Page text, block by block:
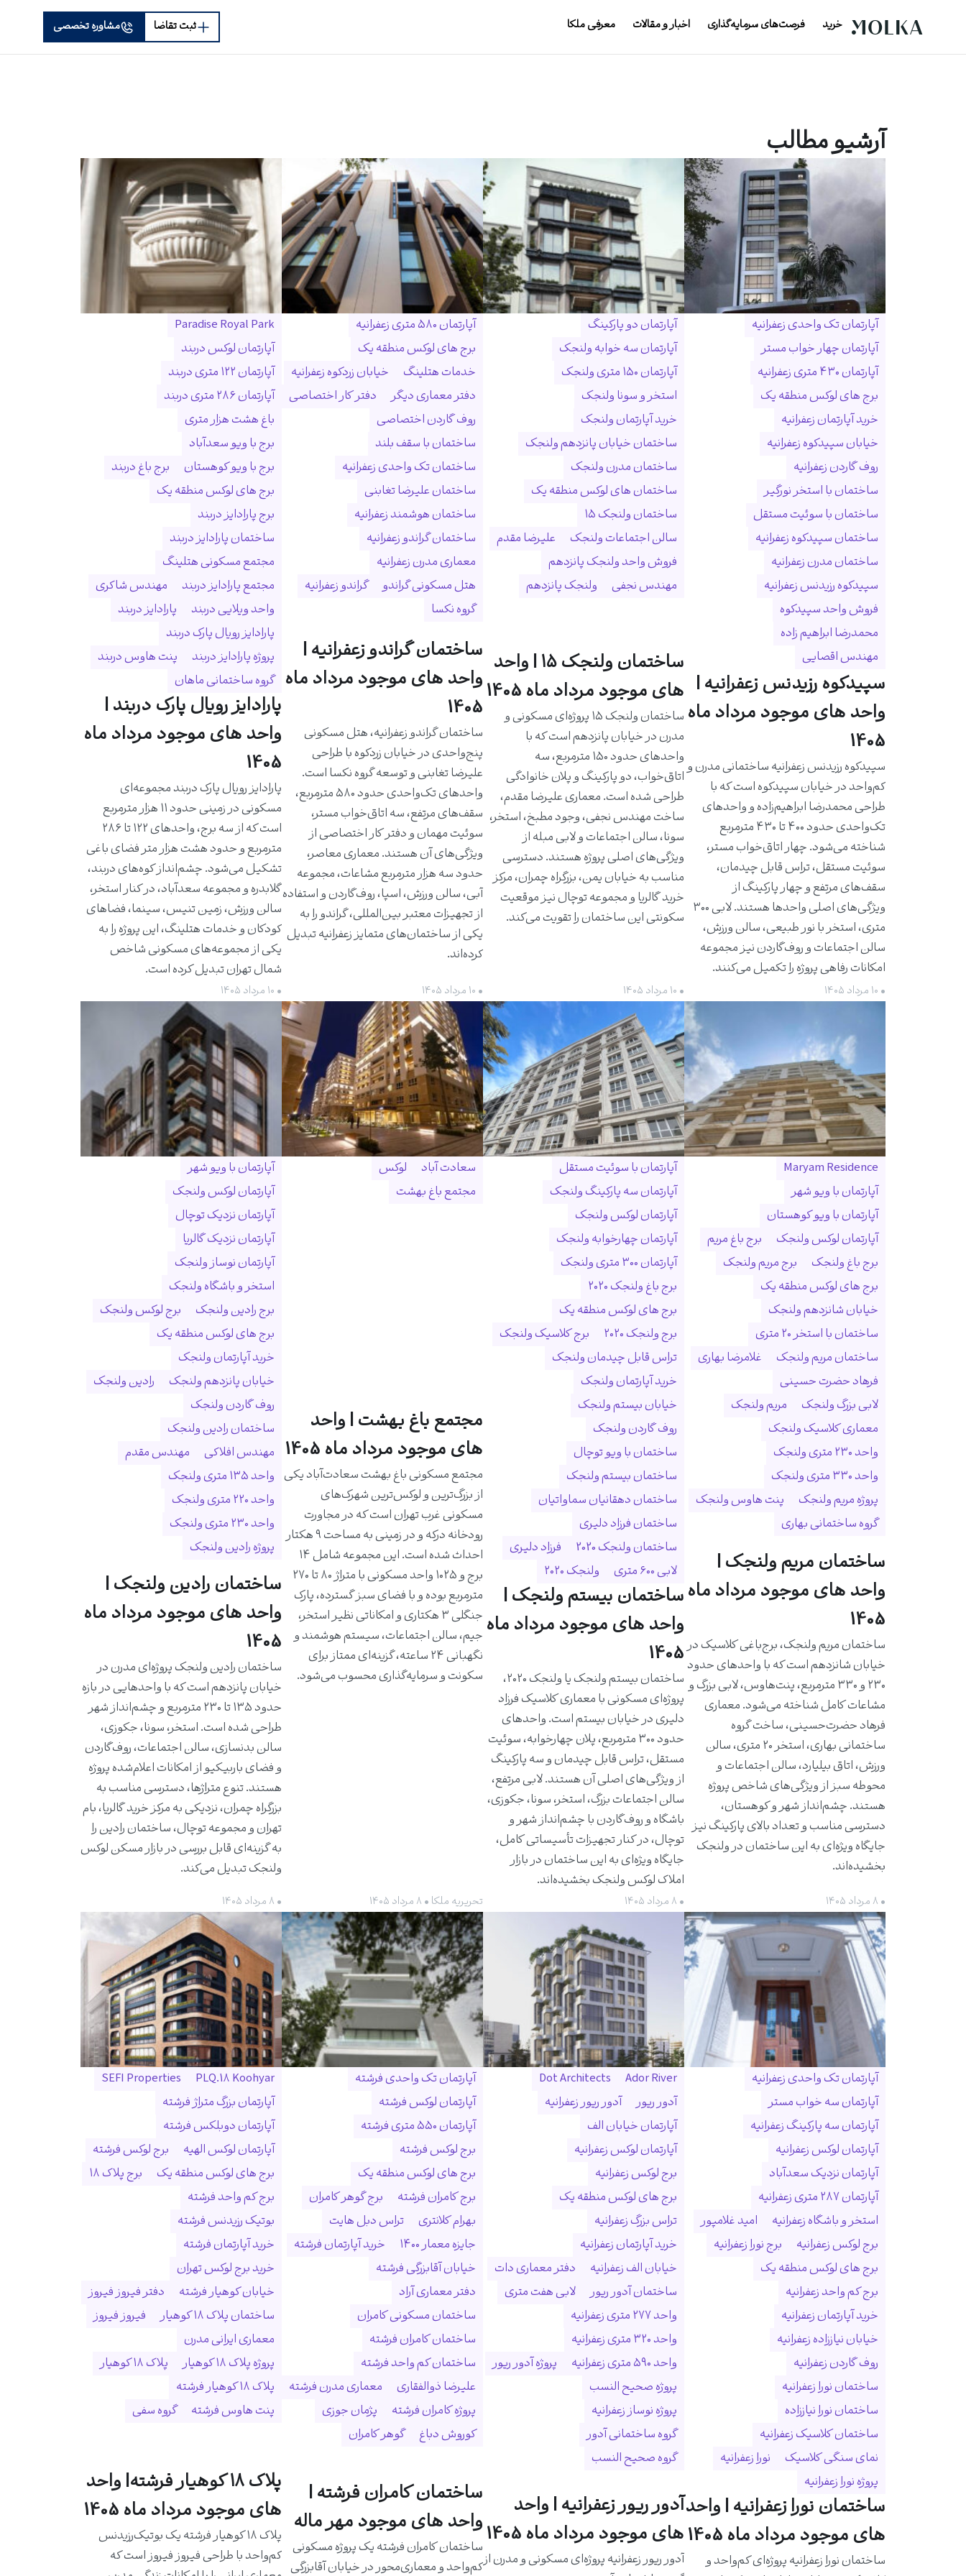
خرید فرصت‌های سرمایه‌گذاری اخبار و مقالات معرفی ملکا ثبت تقاضا مشاوره تخصصی
آرشیو مطالب
آپارتمان تک واحدی زعفرانیه
آپارتمان چهار خواب مستر
آپارتمان ۴۳۰ متری زعفرانیه
برج های لوکس منطقه یک
خرید آپارتمان زعفرانیه
خیابان سپیدکوه زعفرانیه
روف گاردن زعفرانیه
ساختمان با استخر نورگیر
ساختمان با سوئیت مستقل
ساختمان سپیدکوه زعفرانیه
ساختمان مدرن زعفرانیه
سپیدکوه رزیدنس زعفرانیه
فروش واحد سپیدکوه
محمدرضا ابراهیم زاده
مهندس اقصایی
سپیدکوه رزیدنس زعفرانیه |
واحد های موجود مرداد ماه
1405
سپیدکوه رزیدنس زعفرانیه ساختمانی مدرن و
کم‌واحد در خیابان سپیدکوه است که با
طراحی محمدرضا ابراهیم‌زاده و واحدهای
تک‌واحدی حدود ۴۰۰ تا ۴۳۰ مترمربع
شناخته می‌شود. چهار اتاق‌خواب مستر،
سوئیت مستقل، تراس قابل چیدمان،
سقف‌های مرتفع و چهار پارکینگ از
ویژگی‌های اصلی واحدها هستند. لابی ۳۰۰
متری، استخر با نور طبیعی، سالن ورزش،
سالن اجتماعات و روف‌گاردن نیز مجموعه
امکانات رفاهی پروژه را تکمیل می‌کنند.
• ۱۰ مرداد ۱۴۰۵
آپارتمان دو پارکینگ
آپارتمان سه خوابه ولنجک
آپارتمان ۱۵۰ متری ولنجک
استخر و سونا ولنجک
خرید آپارتمان ولنجک
ساختمان خیابان پانزدهم ولنجک
ساختمان مدرن ولنجک
ساختمان های لوکس منطقه یک
ساختمان ولنجک ۱۵
سالن اجتماعات ولنجک
علیرضا مقدم
فروش واحد ولنجک پانزدهم
مهندس نجفی
ولنجک پانزدهم
ساختمان ولنجک ۱۵ | واحد
های موجود مرداد ماه 1405
ساختمان ولنجک ۱۵ پروژه‌ای مسکونی و
مدرن در خیابان پانزدهم است که با
واحدهای حدود ۱۵۰ مترمربع، سه
اتاق‌خواب، دو پارکینگ و پلان خانوادگی
طراحی شده است. معماری علیرضا مقدم،
ساخت مهندس نجفی، وجود مطبخ، استخر،
سونا، سالن اجتماعات و لابی مبله از
ویژگی‌های اصلی پروژه هستند. دسترسی
مناسب به خیابان یمن، بزرگراه چمران، مرکز
خرید گالریا و مجموعه توچال نیز موقعیت
سکونتی این ساختمان را تقویت می‌کند.
• ۱۰ مرداد ۱۴۰۵
آپارتمان ۵۸۰ متری زعفرانیه
برج های لوکس منطقه یک
خدمات هتلینگ
خیابان زردکوه زعفرانیه
دفتر معماری دیگر
دفتر کار اختصاصی
روف گاردن اختصاصی
ساختمان با سقف بلند
ساختمان تک واحدی زعفرانیه
ساختمان علیرضا تغابنی
ساختمان هوشمند زعفرانیه
ساختمان گراندو زعفرانیه
معماری مدرن زعفرانیه
هتل مسکونی گراندو
گراندو زعفرانیه
گروه نکسا
ساختمان گراندو زعفرانیه |
واحد های موجود مرداد ماه
1405
ساختمان گراندو زعفرانیه، هتل مسکونی
پنج‌واحدی در خیابان زردکوه با طراحی
علیرضا تغابنی و توسعه گروه نکسا است.
واحدهای تک‌واحدی حدود ۵۸۰ مترمربع،
سقف‌های مرتفع، سه اتاق‌خواب مستر،
سوئیت مهمان و دفتر کار اختصاصی از
ویژگی‌های آن هستند. معماری معاصر،
حدود سه هزار مترمربع مشاعات، مجموعه
آبی، سالن ورزش، اسپا، روف‌گاردن و استفاده
از تجهیزات معتبر بین‌المللی، گراندو را به
یکی از ساختمان‌های متمایز زعفرانیه تبدیل
کرده‌اند.
• ۱۰ مرداد ۱۴۰۵
Paradise Royal Park
آپارتمان لوکس دربند
آپارتمان ۱۲۲ متری دربند
آپارتمان ۲۸۶ متری دربند
باغ هشت هزار متری
برج با ویو سعدآباد
برج با ویو کوهستان
برج باغ دربند
برج های لوکس منطقه یک
برج پارادایز دربند
ساختمان پارادایز دربند
مجتمع مسکونی هتلینگ
مجتمع پارادایز دربند
مهندس شاکری
واحد ویلایی دربند
پارادایز دربند
پارادایز رویال پارک دربند
پروژه پارادایز دربند
پنت هاوس دربند
گروه ساختمانی ماهان
پارادایز رویال پارک دربند |
واحد های موجود مرداد ماه
1405
پارادایز رویال پارک دربند مجموعه‌ای
مسکونی در زمینی حدود ۱۱ هزار مترمربع
است که از سه برج، واحدهای ۱۲۲ تا ۲۸۶
مترمربع و حدود هشت هزار متر فضای باغی
تشکیل می‌شود. چشم‌انداز کوه‌های دربند،
گلابدره و مجموعه سعدآباد، در کنار استخر،
سالن ورزش، زمین تنیس، سینما، فضاهای
کودکان و خدمات هتلینگ، این پروژه را به
یکی از مجموعه‌های مسکونی شاخص
شمال تهران تبدیل کرده است.
• ۱۰ مرداد ۱۴۰۵
Maryam Residence
آپارتمان با ویو شهر
آپارتمان با ویو کوهستان
آپارتمان لوکس ولنجک
برج باغ مریم
برج باغ ولنجک
برج مریم ولنجک
برج های لوکس منطقه یک
خیابان شانزدهم ولنجک
ساختمان با استخر ۲۰ متری
ساختمان مریم ولنجک
غلامرضا بهاری
فرهاد حضرت حسینی
لابی بزرگ ولنجک
مریم ولنجک
معماری کلاسیک ولنجک
واحد ۲۳۰ متری ولنجک
واحد ۳۳۰ متری ولنجک
پروژه مریم ولنجک
پنت هاوس ولنجک
گروه ساختمانی بهاری
ساختمان مریم ولنجک |
واحد های موجود مرداد ماه
1405
ساختمان مریم ولنجک، برج‌باغی کلاسیک در
خیابان شانزدهم است که با واحدهای حدود
۲۳۰ و ۳۳۰ مترمربع، پنت‌هاوس، لابی بزرگ و
مشاعات کامل شناخته می‌شود. معماری
فرهاد حضرت‌حسینی، ساخت گروه
ساختمانی بهاری، استخر ۲۰ متری، سالن
ورزش، اتاق بیلیارد، سالن اجتماعات و
محوطه سبز از ویژگی‌های شاخص پروژه
هستند. چشم‌انداز شهر و کوهستان،
دسترسی مناسب و تعداد بالای پارکینگ نیز
جایگاه ویژه‌ای به این ساختمان در ولنجک
بخشیده‌اند.
• ۸ مرداد ۱۴۰۵
آپارتمان با سوئیت مستقل
آپارتمان سه پارکینگ ولنجک
آپارتمان لوکس ولنجک
آپارتمان چهارخوابه ولنجک
آپارتمان ۳۰۰ متری ولنجک
برج باغ ولنجک ۲۰۲۰
برج های لوکس منطقه یک
برج ولنجک ۲۰۲۰
برج کلاسیک ولنجک
تراس قابل چیدمان ولنجک
خرید آپارتمان ولنجک
خیابان بیستم ولنجک
روف گاردن ولنجک
ساختمان با ویو توچال
ساختمان بیستم ولنجک
ساختمان دهقانیان سماواتیان
ساختمان فرزاد دلیری
ساختمان ولنجک 2020
فرزاد دلیری
لابی ۶۰۰ متری
ولنجک ۲۰۲۰
ساختمان بیستم ولنجک |
واحد های موجود مرداد ماه
1405
ساختمان بیستم ولنجک یا ولنجک ۲۰۲۰،
پروژه‌ای مسکونی با معماری کلاسیک فرزاد
دلیری در خیابان بیستم است. واحدهای
حدود ۳۰۰ مترمربع، پلان چهارخوابه، سوئیت
مستقل، تراس قابل چیدمان و سه پارکینگ
از ویژگی‌های اصلی آن هستند. لابی مرتفع،
سالن اجتماعات بزرگ، استخر، سونا، جکوزی،
باشگاه و روف‌گاردن با چشم‌انداز شهر و
توچال، در کنار تجهیزات تأسیساتی کامل،
جایگاه ویژه‌ای به این ساختمان در بازار
املاک لوکس ولنجک بخشیده‌اند.
• ۸ مرداد ۱۴۰۵
سعادت آباد
لوکس
مجتمع باغ بهشت
مجتمع باغ بهشت | واحد
های موجود مرداد ماه 1405
مجتمع مسکونی باغ بهشت سعادت‌آباد یکی
از بزرگ‌ترین و لوکس‌ترین شهرک‌های
مسکونی غرب تهران است که در مجاورت
رودخانه درکه و در زمینی به مساحت ۹ هکتار
احداث شده است. این مجموعه شامل ۱۴
برج و ۱۰۲۵ واحد مسکونی با متراژ ۸۰ تا ۲۷۰
مترمربع بوده و با فضای سبز گسترده، پارک
جنگلی ۳ هکتاری و امکاناتی نظیر استخر،
جیم، سالن اجتماعات، سیستم هوشمند و
نگهبانی ۲۴ ساعته، گزینه‌ای ممتاز برای
سکونت و سرمایه‌گذاری محسوب می‌شود.
تحریریه ملکا • ۸ مرداد ۱۴۰۵
آپارتمان با ویو شهر
آپارتمان لوکس ولنجک
آپارتمان نزدیک توچال
آپارتمان نزدیک گالریا
آپارتمان نوساز ولنجک
استخر و باشگاه ولنجک
برج رادین ولنجک
برج لوکس ولنجک
برج های لوکس منطقه یک
خرید آپارتمان ولنجک
خیابان پانزدهم ولنجک
رادین ولنجک
روف گاردن ولنجک
ساختمان رادین ولنجک
مهندس افلاکی
مهندس مقدم
واحد ۱۳۵ متری ولنجک
واحد ۲۲۰ متری ولنجک
واحد ۲۳۰ متری ولنجک
پروژه رادین ولنجک
ساختمان رادین ولنجک |
واحد های موجود مرداد ماه
1405
ساختمان رادین ولنجک پروژه‌ای مدرن در
خیابان پانزدهم است که با واحدهایی در بازه
حدود ۱۳۵ تا ۲۳۰ مترمربع و چشم‌انداز شهر
طراحی شده است. استخر، سونا، جکوزی،
سالن بدنسازی، سالن اجتماعات، روف‌گاردن
و فضای باربیکیو از امکانات اعلام‌شده پروژه
هستند. تنوع متراژها، دسترسی مناسب به
بزرگراه چمران، نزدیکی به مرکز خرید گالریا، بام
تهران و مجموعه توچال، ساختمان رادین را
به گزینه‌ای قابل بررسی در بازار مسکن لوکس
ولنجک تبدیل می‌کند.
• ۸ مرداد ۱۴۰۵
آپارتمان تک واحدی زعفرانیه
آپارتمان سه خواب مستر
آپارتمان سه پارکینگ زعفرانیه
آپارتمان لوکس زعفرانیه
آپارتمان نزدیک سعدآباد
آپارتمان ۲۸۷ متری زعفرانیه
استخر و باشگاه زعفرانیه
امید غلامپور
برج لوکس زعفرانیه
برج نورا زعفرانیه
برج های لوکس منطقه یک
برج کم واحد زعفرانیه
خرید آپارتمان زعفرانیه
خیابان نیاززاده زعفرانیه
روف گاردن زعفرانیه
ساختمان نورا زعفرانیه
ساختمان نورا نیاززاده
ساختمان کلاسیک زعفرانیه
نمای سنگی کلاسیک
نورا زعفرانیه
پروژه نورا زعفرانیه
ساختمان نورا زعفرانیه | واحد
های موجود مرداد ماه 1405
ساختمان نورا زعفرانیه پروژه‌ای کم‌واحد و
Ador River
Dot Architects
آدور ریور
آدور ریور زعفرانیه
آپارتمان خیابان الف
آپارتمان لوکس زعفرانیه
برج لوکس زعفرانیه
برج های لوکس منطقه یک
تراس بزرگ زعفرانیه
خرید آپارتمان زعفرانیه
خیابان الف زعفرانیه
دفتر معماری دات
ساختمان آدور ریور
لابی هفت متری
واحد ۲۷۷ متری زعفرانیه
واحد ۳۲۰ متری زعفرانیه
واحد ۵۹۰ متری زعفرانیه
پروژه آدور ریور
پروژه صحیح النسب
پروژه نوساز زعفرانیه
گروه ساختمانی آدور
گروه صحیح النسب
آدور ریور زعفرانیه | واحد
های موجود مرداد ماه 1405
آدور ریور زعفرانیه پروژه‌ای مسکونی و مدرن از
آپارتمان تک واحدی فرشته
آپارتمان لوکس فرشته
آپارتمان ۵۵۰ متری فرشته
برج لوکس فرشته
برج های لوکس منطقه یک
برج کامران فرشته
برج گوهر کامران
بهرام کلانتری
تراس دبل هایت
جایزه معمار ۱۴۰۰
خرید آپارتمان فرشته
خیابان آقابزرگی فرشته
دفتر معماری آراد
ساختمان مسکونی کامران
ساختمان کامران فرشته
ساختمان کم واحد فرشته
علیرضا ذوالفقاری
معماری مدرن فرشته
پروژه کامران فرشته
پژمان جوزی
کوروش دباغ
گوهر کامران
ساختمان کامران فرشته |
واحد های موجود مهر ماله
ساختمان کامران فرشته یک پروژه مسکونی
کم‌واحد و معماری‌محور در خیابان آقابزرگی
PLQ.18 Koohyar
SEFI Properties
آپارتمان بزرگ متراژ فرشته
آپارتمان دوبلکس فرشته
آپارتمان لوکس الهیه
برج لوکس فرشته
برج های لوکس منطقه یک
برج پلاک ۱۸
برج کم واحد فرشته
بوتیک رزیدنس فرشته
خرید آپارتمان فرشته
خرید برج لوکس تهران
خیابان کوهیار فرشته
دفتر فیروز فیروز
ساختمان پلاک ۱۸ کوهیار
فیروز فیروز
معماری ایرانی مدرن
پروژه پلاک ۱۸ کوهیار
پلاک ۱۸ کوهیار
پلاک ۱۸ کوهیار فرشته
پنت هاوس فرشته
گروه سفی
پلاک ۱۸ کوهیار فرشته| واحد
های موجود مرداد ماه 1405
پلاک ۱۸ کوهیار فرشته یک بوتیک‌رزیدنس
کم‌واحد با طراحی فیروز فیروز است که